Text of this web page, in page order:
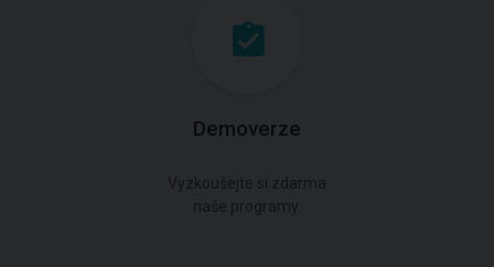
Demoverze